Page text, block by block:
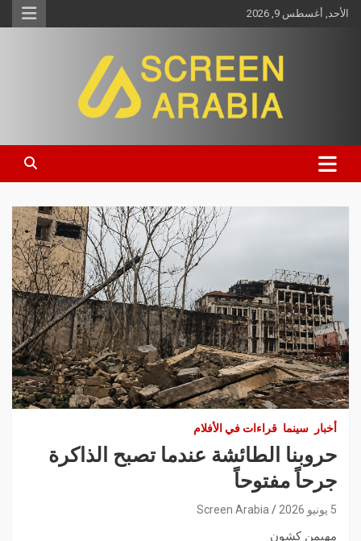
الأحد, أغسطس 9, 2026
Screen Arabia
أخبار سينما قراءات في الأفلام
حروبنا الطائشة عندما تصبح الذاكرة
جرحاً مفتوحاً
5 يونيو 2026 Screen Arabia
مهيمن كشون